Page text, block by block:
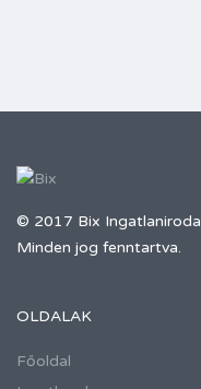
© 2017 Bix Ingatlaniroda
Minden jog fenntartva.
OLDALAK
Főoldal